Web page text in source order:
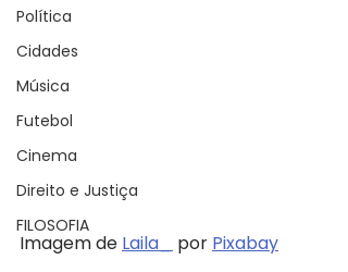
Política
Cidades
Música
Futebol
Cinema
Direito e Justiça
FILOSOFIA
Imagem de Laila_ por Pixabay